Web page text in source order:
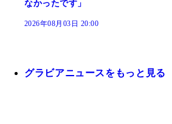
なかったです」
2026年08月03日 20:00
グラビアニュースをもっと見る